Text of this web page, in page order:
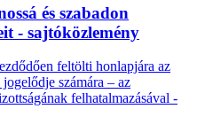
és szabadon
- sajtóközlemény
feltölti honlapjára az
számára – az
felhatalmazásával -